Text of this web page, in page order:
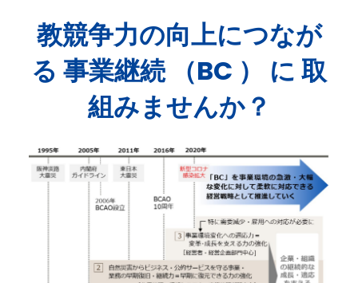
教競争力の向上につなが
る 事業継続 （BC ） に 取
組みませんか？